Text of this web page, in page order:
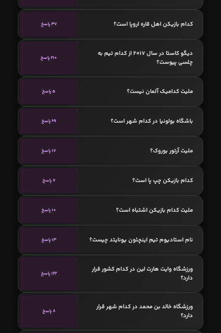
کدام بازیکن اهل قاره اروپا است؟ 37 پاسخ
دیگو کاستا در سال 2017 از کدام تیم به
چلسی پیوست؟
210 پاسخ
ملیت کدامیک آلمان نیست؟ 5 پاسخ
باشگاه بولونیا در کدام شهر است؟ 69 پاسخ
ملیت آرتور بوروک؟ 17 پاسخ
کدام بازیکن چپ پا است؟ 7 پاسخ
ملیت کدام بازیکن اشتباه است؟ 10 پاسخ
نام استادیوم تیم اینچئون یونایتد چیست؟ 13 پاسخ
ورزشگاه وایت هارت لین در کدام کشور قرار
دارد؟
122 پاسخ
ورزشگاه خالد بن محمد در کدام شهر قرار
دارد؟
8 پاسخ